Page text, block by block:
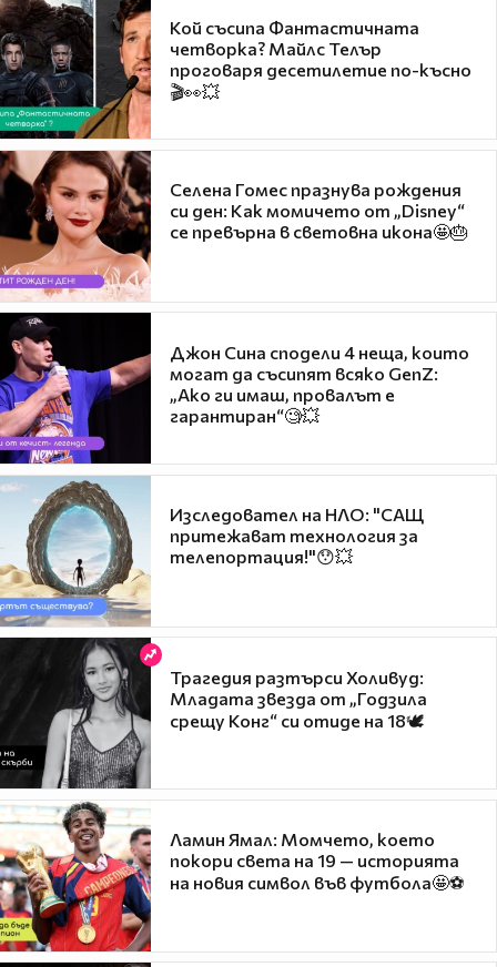
Кой съсипа Фантастичната
четворка? Майлс Телър
проговаря десетилетие по-късно
🎬👀💥
Селена Гомес празнува рождения
си ден: Как момичето от „Disney“
се превърна в световна икона🤩🎂
Джон Сина сподели 4 неща, които
могат да съсипят всяко GenZ:
„Ако ги имаш, провалът е
гарантиран“🧐💥
Изследовател на НЛО: "САЩ
притежават технология за
телепортация!"😯💥
Трагедия разтърси Холивуд:
Младата звезда от „Годзила
срещу Конг“ си отиде на 18🕊️
Ламин Ямал: Момчето, което
покори света на 19 — историята
на новия символ във футбола🤩⚽